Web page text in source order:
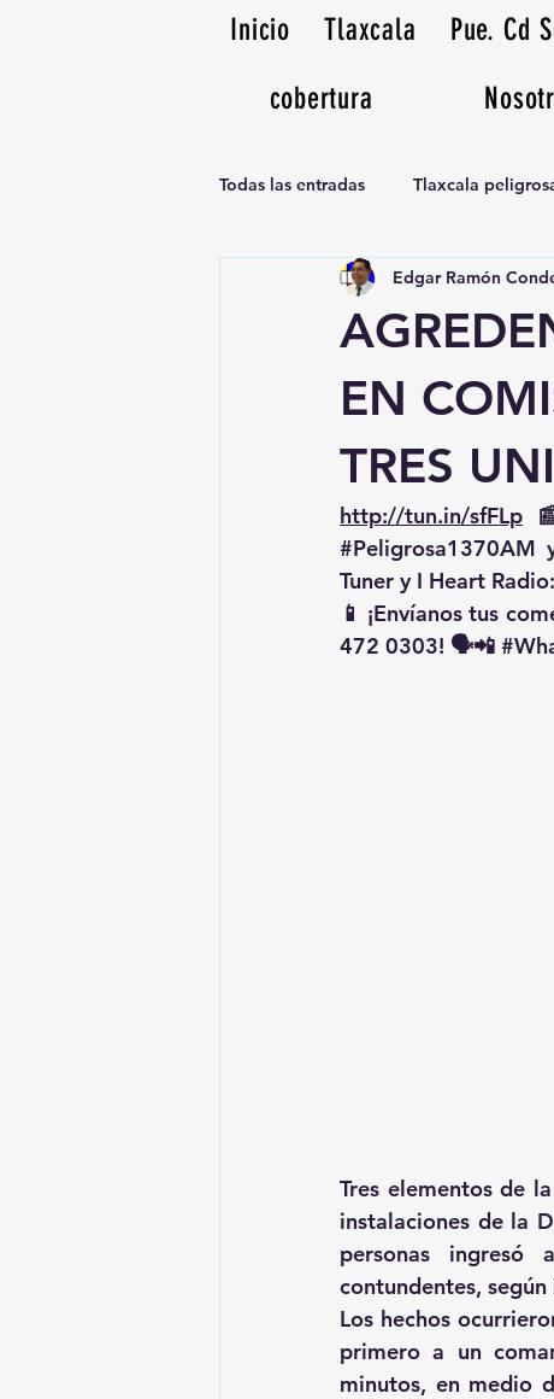
Inicio Tlaxcala Pue. Cd
cobertura
Todas las entradas Tlaxcala
Noticias Musicales radio 1370am
EN
TRES
Edgar Ramón
http://tun.in/sfFLp
#Peligrosa1370AM
Tuner y I Heart Radio:
📱 ¡Envíanos tus
472 0303! 🗣️📲
Tres elementos de
instalaciones de la
personas
contundentes,
Los hechos
primero a un
minutos, en medio